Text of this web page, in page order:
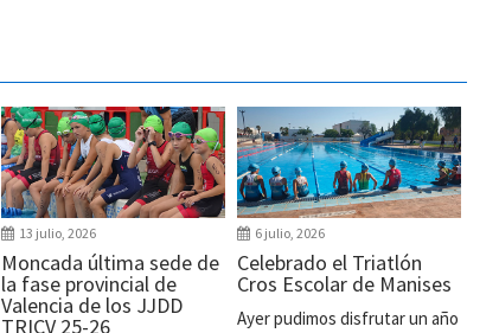
13 julio, 2026
Moncada última sede de
la fase provincial de
Valencia de los JJDD
TRICV 25-26
6 julio, 2026
Celebrado el Triatlón
Cros Escolar de Manises
Ayer pudimos disfrutar un año